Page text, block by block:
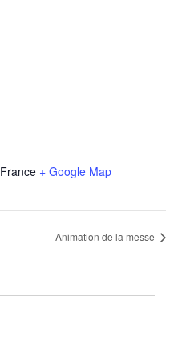
France + Google Map
Animation de la messe